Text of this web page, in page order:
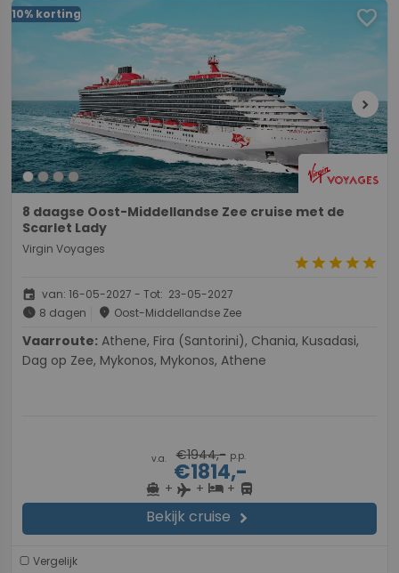
10% korting favorite
chevron_right
8 daagse Oost-Middellandse Zee cruise met de
Scarlet Lady
Virgin Voyages
starstarstarstarstar
event van: 16-05-2027 - Tot: 23-05-2027
schedule 8 dagen place Oost-Middellandse Zee
Vaarroute:
Dag op Zee, Mykonos, Mykonos, Athene
v.a. €1944,- p.p.
€1814,-
directions_boat + flight + hotel+ directions_bus
Bekijk cruise chevron_right
Vergelijk